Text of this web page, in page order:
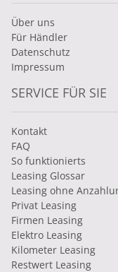
Über uns
Für Händler
Datenschutz
Impressum
SERVICE FÜR SIE
Kontakt
FAQ
So funktionierts
Leasing Glossar
Leasing ohne
Privat Leasing
Firmen Leasing
Elektro Leasing
Kilometer Leasing
Restwert Leasing